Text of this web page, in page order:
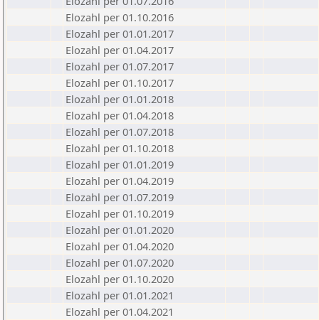
Elozahl per 01.10.2016
Elozahl per 01.01.2017
Elozahl per 01.04.2017
Elozahl per 01.07.2017
Elozahl per 01.10.2017
Elozahl per 01.01.2018
Elozahl per 01.04.2018
Elozahl per 01.07.2018
Elozahl per 01.10.2018
Elozahl per 01.01.2019
Elozahl per 01.04.2019
Elozahl per 01.07.2019
Elozahl per 01.10.2019
Elozahl per 01.01.2020
Elozahl per 01.04.2020
Elozahl per 01.07.2020
Elozahl per 01.10.2020
Elozahl per 01.01.2021
Elozahl per 01.04.2021